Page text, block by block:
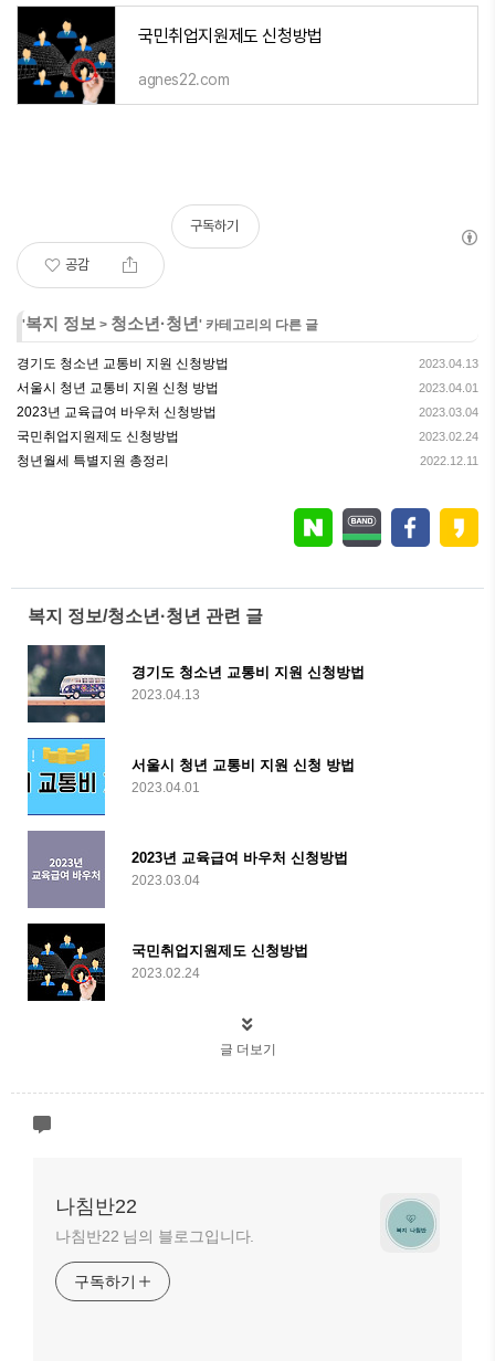
국민취업지원제도 신청방법
agnes22.com
공감
구독하기
'복지 정보 > 청소년·청년 ' 카테고리의 다른 글
경기도 청소년 교통비 지원 신청방법 2023.04.13
서울시 청년 교통비 지원 신청 방법 2023.04.01
2023년 교육급여 바우처 신청방법 2023.03.04
국민취업지원제도 신청방법 2023.02.24
청년월세 특별지원 총정리 2022.12.11
복지 정보/청소년·청년 관련 글
경기도 청소년 교통비 지원 신청방법
2023.04.13
서울시 청년 교통비 지원 신청 방법
2023.04.01
2023년 교육급여 바우처 신청방법
2023.03.04
국민취업지원제도 신청방법
2023.02.24
글 더보기
나침반22
나침반22 님의 블로그입니다.
구독하기